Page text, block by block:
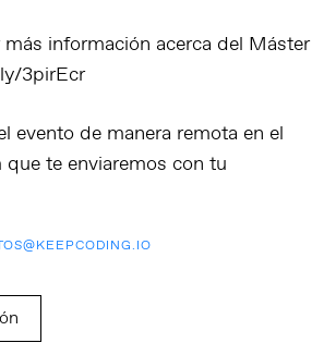
información acerca del Máster
3pirEcr
evento de manera remota en el
que te enviaremos con tu